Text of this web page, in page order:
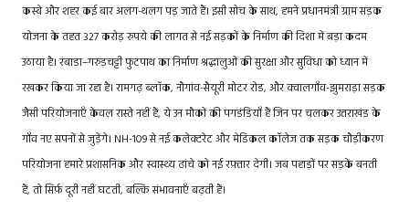
कस्बे और शहर कई बार अलग-थलग पड़ जाते हैं। इसी सोच के साथ, हमने प्रधानमंत्री ग्राम सड़क
योजना के तहत 327 करोड़ रुपये की लागत से नई सड़कों के निर्माण की दिशा में बड़ा कदम
उठाया है। रंबाडा–गरुड़चट्टी फुटपाथ का निर्माण श्रद्धालुओं की सुरक्षा और सुविधा को ध्यान में
रखकर किया जा रहा है। रामगढ़ ब्लॉक, नौगांव-सैयूरी मोटर रोड, और क्वालगाँव-झुमराड़ा सड़क
जैसी परियोजनाएँ केवल रास्ते नहीं हैं, ये उन मौकों की पगडंडियाँ हैं जिन पर चलकर उत्तराखंड के
गाँव नए सपनों से जुड़ेंगे। NH-109 से नई कलेक्टरेट और मेडिकल कॉलेज तक सड़क चौड़ीकरण
परियोजना हमारे प्रशासनिक और स्वास्थ्य ढांचे को नई रफ़्तार देगी। जब पहाड़ों पर सड़कें बनती
हैं, तो सिर्फ़ दूरी नहीं घटती, बल्कि संभावनाएँ बढ़ती हैं।